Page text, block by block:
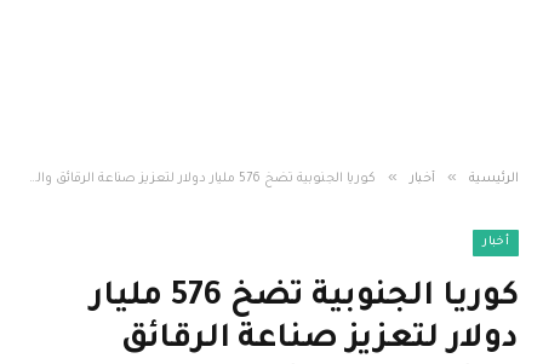
الرئيسية » أخبار » كوريا الجنوبية تضخ 576 مليار دولار لتعزيز صناعة الرقائق والذكاء الاصطناعي
أخبار
كوريا الجنوبية تضخ 576 مليار
دولار لتعزيز صناعة الرقائق